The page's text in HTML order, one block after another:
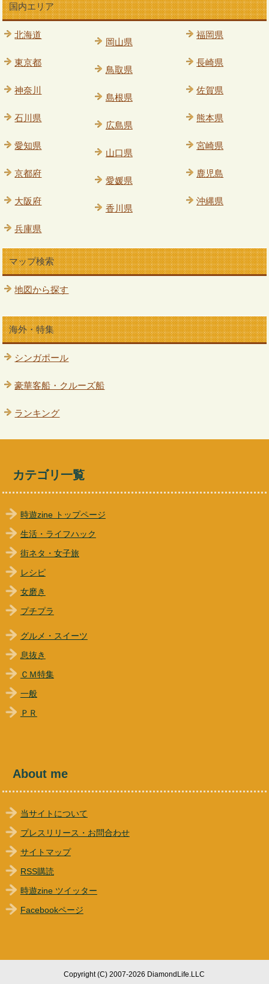
国内エリア
北海道
東京都
神奈川
石川県
愛知県
京都府
大阪府
兵庫県
岡山県
鳥取県
島根県
広島県
山口県
愛媛県
香川県
福岡県
長崎県
佐賀県
熊本県
宮崎県
鹿児島
沖縄県
マップ検索
地図から探す
海外・特集
シンガポール
豪華客船・クルーズ船
ランキング
カテゴリ一覧
時遊zine トップページ
生活・ライフハック
街ネタ・女子旅
レシピ
女磨き
プチプラ
グルメ・スイーツ
息抜き
ＣＭ特集
一般
ＰＲ
About me
当サイトについて
プレスリリース・お問合わせ
サイトマップ
RSS購読
時遊zine ツイッター
Facebookページ
Copyright (C) 2007-2026 DiamondLife.LLC